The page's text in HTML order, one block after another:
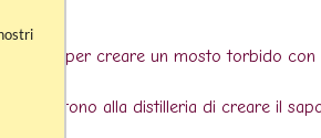
per creare un mosto torbido con
permettono alla distilleria di creare il